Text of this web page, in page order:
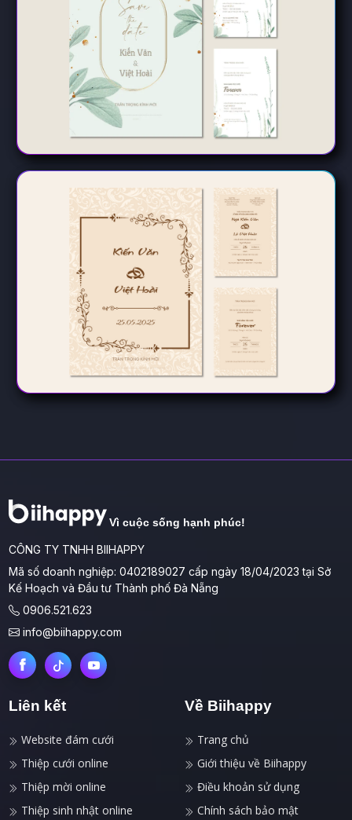
Vì cuộc sống hạnh phúc!
CÔNG TY TNHH BIIHAPPY
Mã số doanh nghiệp: 0402189027 cấp ngày 18/04/2023 tại Sở
Kế Hoạch và Đầu tư Thành phố Đà Nẵng
0906.521.623
info@biihappy.com
Liên kết
Website đám cưới
Thiệp cưới online
Thiệp mời online
Thiệp sinh nhật online
Về Biihappy
Trang chủ
Giới thiệu về Biihappy
Điều khoản sử dụng
Chính sách bảo mật